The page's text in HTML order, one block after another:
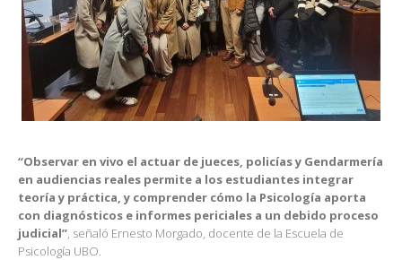
“Observar en vivo el actuar de jueces, policías y Gendarmería
en audiencias reales permite a los estudiantes integrar
teoría y práctica, y comprender cómo la Psicología aporta
con diagnósticos e informes periciales a un debido proceso
judicial”, señaló Ernesto Morgado, docente de la Escuela de
Psicología UBO.